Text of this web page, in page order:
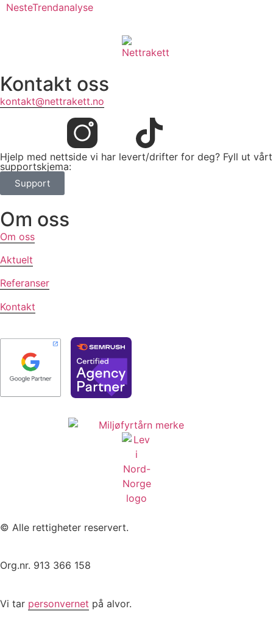
NesteTrendanalyse
Kontakt oss
kontakt@nettrakett.no
Hjelp med nettside vi har levert/drifter for deg? Fyll ut vårt
supportskjema:
Support
Om oss
Om oss
Aktuelt
Referanser
Kontakt
© Alle rettigheter reservert.
Org.nr. 913 366 158
Vi tar personvernet på alvor.